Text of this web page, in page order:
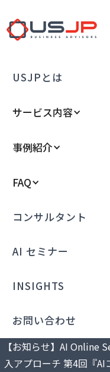
USJPとは
サービス内容
事例紹介
FAQ
コンサルタント
AI セミナー
INSIGHTS
お問い合わせ
【お知らせ】AI Online
入アプローチ 第4回『